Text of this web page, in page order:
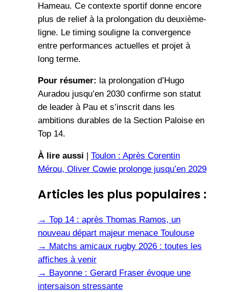
Hameau. Ce contexte sportif donne encore
plus de relief à la prolongation du deuxième-
ligne. Le timing souligne la convergence
entre performances actuelles et projet à
long terme.
Pour résumer: la prolongation d’Hugo
Auradou jusqu’en 2030 confirme son statut
de leader à Pau et s’inscrit dans les
ambitions durables de la Section Paloise en
Top 14.
À lire aussi
Toulon : Après Corentin
Mérou, Oliver Cowie prolonge jusqu’en 2029
Articles les plus populaires :
→ Top 14 : après Thomas Ramos, un
nouveau départ majeur menace Toulouse
→ Matchs amicaux rugby 2026 : toutes les
affiches à venir
→ Bayonne : Gerard Fraser évoque une
intersaison stressante